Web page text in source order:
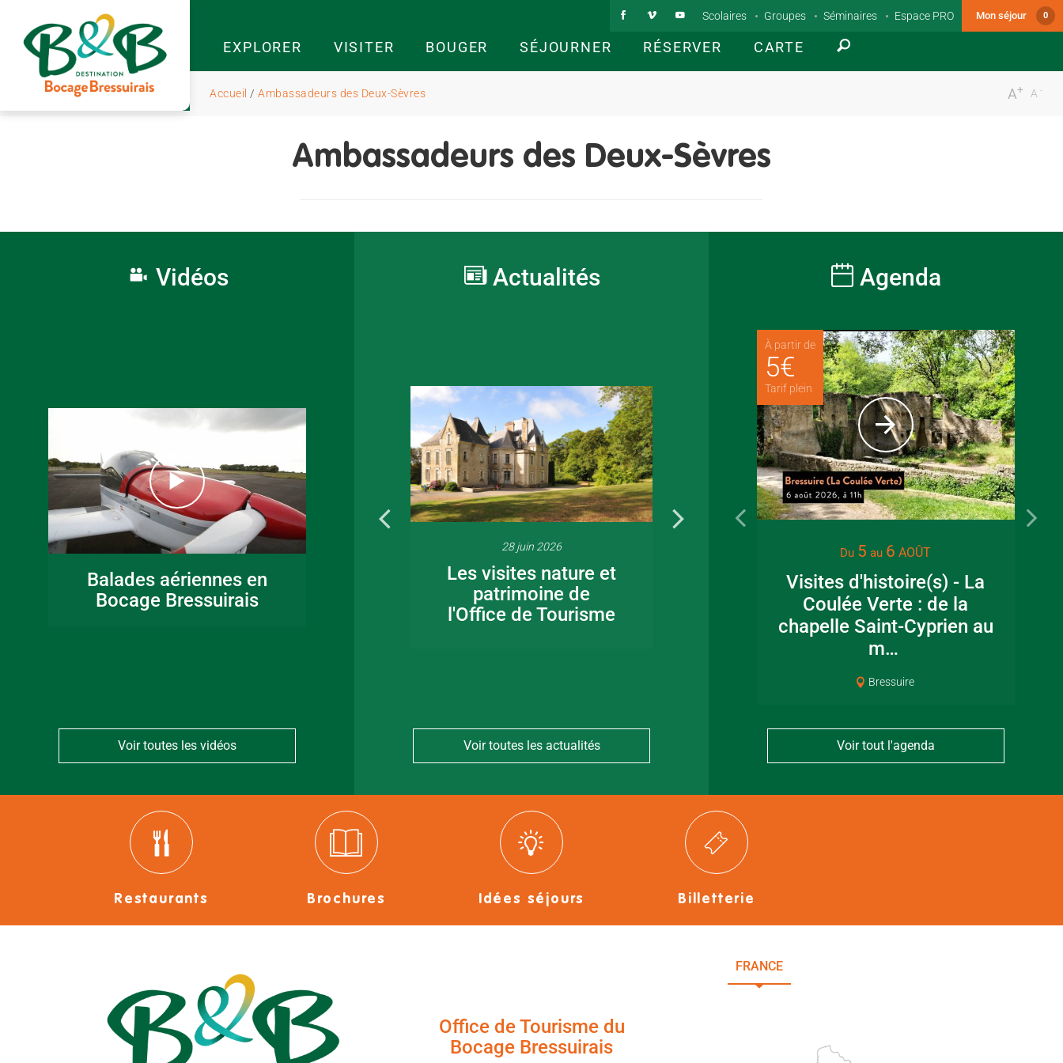
EXPLORER VISITER BOUGER SÉJOURNER RÉSERVER CARTE
Scolaires Groupes Séminaires Espace PRO Mon séjour 0
Accueil / Ambassadeurs des Deux-Sèvres -
A
+
A
Ambassadeurs des Deux-Sèvres
Vidéos
Balades aériennes en
Bocage Bressuirais
Voir toutes les vidéos
Actualités
16 juin 2026
Fête de la musique
en Bocage
28 juin 2026
Les visites nature et
patrimoine de
l'Office de Tourisme
Visite guidée en
canoë en Bocage
Bressuirais
Fête de la
Voir toutes les actualités
Agenda
À partir de
5€
Tarif plein
Du 5 au 6 AOÛT
Visites d'histoire(s) - La
Coulée Verte : de la
chapelle Saint-Cyprien au
m…
Bressuire
Voir tout l'agenda
Restaurants Brochures Idées séjours Billetterie
Office de Tourisme du
Bocage Bressuirais
FRANCE